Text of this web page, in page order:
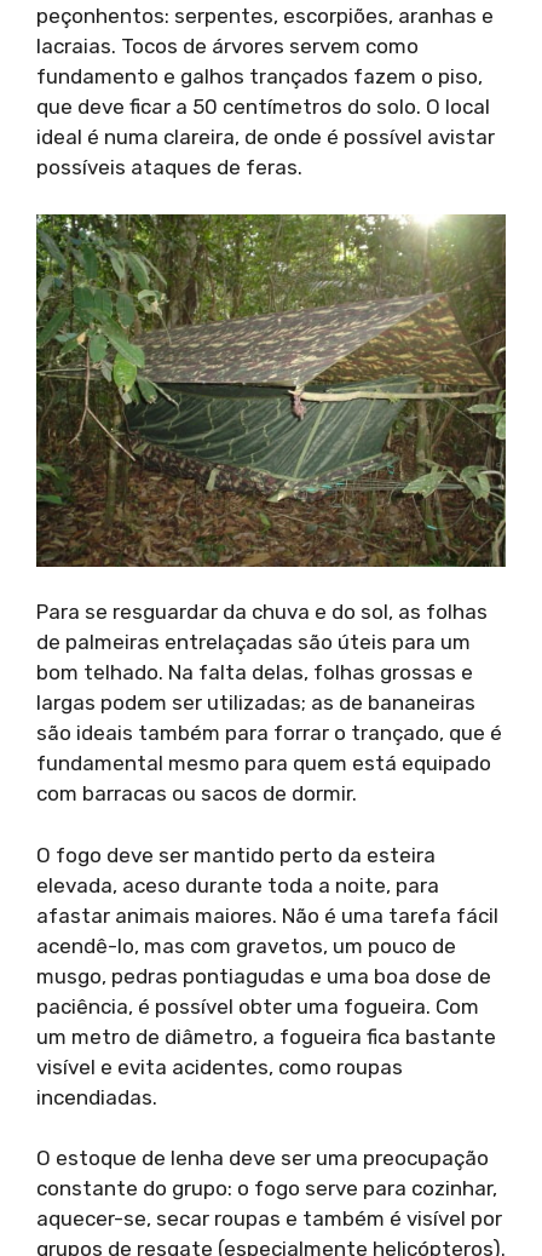
peçonhentos: serpentes, escorpiões, aranhas e
lacraias. Tocos de árvores servem como
fundamento e galhos trançados fazem o piso,
que deve ficar a 50 centímetros do solo. O local
ideal é numa clareira, de onde é possível avistar
possíveis ataques de feras.
Para se resguardar da chuva e do sol, as folhas
de palmeiras entrelaçadas são úteis para um
bom telhado. Na falta delas, folhas grossas e
largas podem ser utilizadas; as de bananeiras
são ideais também para forrar o trançado, que é
fundamental mesmo para quem está equipado
com barracas ou sacos de dormir.
O fogo deve ser mantido perto da esteira
elevada, aceso durante toda a noite, para
afastar animais maiores. Não é uma tarefa fácil
acendê-lo, mas com gravetos, um pouco de
musgo, pedras pontiagudas e uma boa dose de
paciência, é possível obter uma fogueira. Com
um metro de diâmetro, a fogueira fica bastante
visível e evita acidentes, como roupas
incendiadas.
O estoque de lenha deve ser uma preocupação
constante do grupo: o fogo serve para cozinhar,
aquecer-se, secar roupas e também é visível por
grupos de resgate (especialmente helicópteros).